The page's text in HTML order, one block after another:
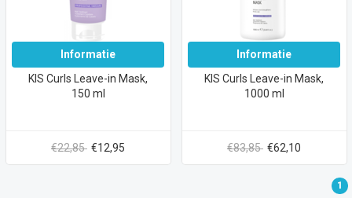
Informatie
KIS Curls Leave-in Mask,
150 ml
€22,85 €12,95
Informatie
KIS Curls Leave-in Mask,
1000 ml
€83,85 €62,10
1